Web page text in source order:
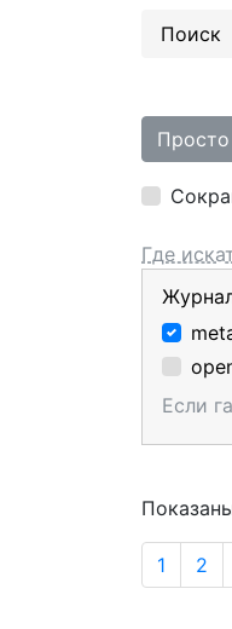
Поиск
Просто
Где
Если
1 2